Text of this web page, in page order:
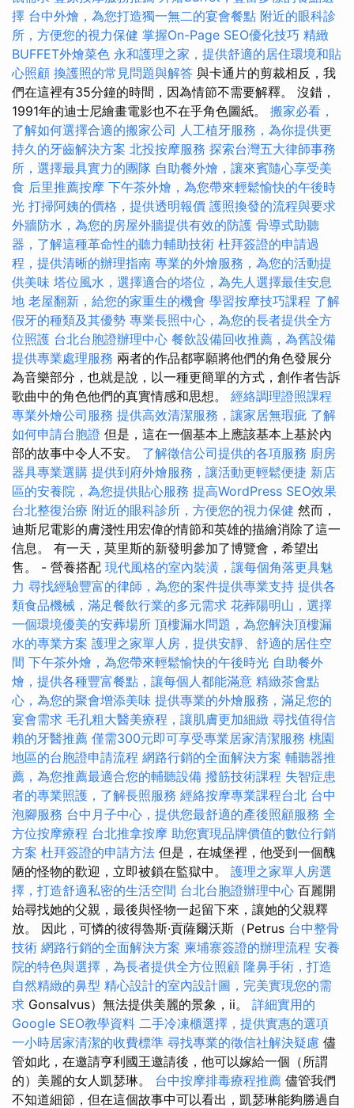
擇 台中外燴，為您打造獨一無二的宴會餐點 附近的眼科診
所，方便您的視力保健 掌握On-Page SEO優化技巧 精緻
BUFFET外燴菜色 永和護理之家，提供舒適的居住環境和貼
心照顧 換護照的常見問題與解答 與卡通片的剪裁相反，我
們在這裡有35分鐘的時間，因為情節不需要解釋。 沒錯，
1991年的迪士尼繪畫電影也不在乎角色圖紙。 搬家必看，
了解如何選擇合適的搬家公司 人工植牙服務，為你提供更
持久的牙齒解決方案 北投按摩服務 探索台灣五大律師事務
所，選擇最具實力的團隊 自助餐外燴，讓來賓隨心享受美
食 后里推薦按摩 下午茶外燴，為您帶來輕鬆愉快的午後時
光 打掃阿姨的價格，提供透明報價 護照換發的流程與要求
外牆防水，為您的房屋外牆提供有效的防護 骨導式助聽
器，了解這種革命性的聽力輔助技術 杜拜簽證的申請過
程，提供清晰的辦理指南 專業的外燴服務，為您的活動提
供美味 塔位風水，選擇適合的塔位，為先人選擇最佳安息
地 老屋翻新，給您的家重生的機會 學習按摩技巧課程 了解
假牙的種類及其優勢 專業長照中心，為您的長者提供全方
位照護 台北台胞證辦理中心 餐飲設備回收推薦，為舊設備
提供專業處理服務 兩者的作品都寧願將他們的角色發展分
為音樂部分，也就是說，以一種更簡單的方式，創作者告訴
歌曲中的角色他們的真實情感和思想。 經絡調理證照課程
專業外燴公司服務 提供高效清潔服務，讓家居無瑕疵 了解
如何申請台胞證 但是，這在一個基本上應該基本上基於內
部的故事中令人不安。 了解徵信公司提供的各項服務 廚房
器具專業選購 提供到府外燴服務，讓活動更輕鬆便捷 新店
區的安養院，為您提供貼心服務 提高WordPress SEO效果
台北整復治療 附近的眼科診所，方便您的視力保健 然而，
迪斯尼電影的膚淺性用宏偉的情節和英雄的描繪消除了這一
信息。 有一天，莫里斯的新發明參加了博覽會，希望出
售。 - 營養搭配 現代風格的室內裝潢，讓每個角落更具魅
力 尋找經驗豐富的律師，為您的案件提供專業支持 提供各
類食品機械，滿足餐飲行業的多元需求 花葬陽明山，選擇
一個環境優美的安葬場所 頂樓漏水問題，為您解決頂樓漏
水的專業方案 護理之家單人房，提供安靜、舒適的居住空
間 下午茶外燴，為您帶來輕鬆愉快的午後時光 自助餐外
燴，提供各種豐富餐點，讓每個人都能滿意 精緻茶會點
心，為您的聚會增添美味 提供專業的外燴服務，滿足您的
宴會需求 毛孔粗大醫美療程，讓肌膚更加細緻 尋找值得信
賴的牙醫推薦 僅需300元即可享受專業居家清潔服務 桃園
地區的台胞證申請流程 網路行銷的全面解決方案 輔聽器推
薦，為您推薦最適合您的輔聽設備 撥筋技術課程 失智症患
者的專業照護，了解長照服務 經絡按摩專業課程台北 台中
泡腳服務 台中月子中心，提供您最舒適的產後照顧服務 全
方位按摩療程 台北推拿按摩 助您實現品牌價值的數位行銷
方案 杜拜簽證的申請方法 但是，在城堡裡，他受到一個醜
陋的怪物的歡迎，立即被鎖在監獄中。 護理之家單人房選
擇，打造舒適私密的生活空間 台北台胞證辦理中心 百麗開
始尋找她的父親，最後與怪物一起留下來，讓她的父親釋
放。 因此，可憐的彼得魯斯·貢薩爾沃斯（Petrus 台中整骨
技術 網路行銷的全面解決方案 柬埔寨簽證的辦理流程 安養
院的特色與選擇，為長者提供全方位照顧 隆鼻手術，打造
自然精緻的鼻型 精心設計的室內設計圖，完美實現您的需
求 Gonsalvus）無法提供美麗的景象，ii。 詳細實用的
Google SEO教學資料 二手冷凍櫃選擇，提供實惠的選項
一小時居家清潔的收費標準 尋找專業的徵信社解決疑慮 儘
管如此，在邀請亨利國王邀請後，他可以嫁給一個（所謂
的）美麗的女人凱瑟琳。 台中按摩排毒療程推薦 儘管我們
不知道細節，但在這個故事中可以看出，凱瑟琳能夠勝過自